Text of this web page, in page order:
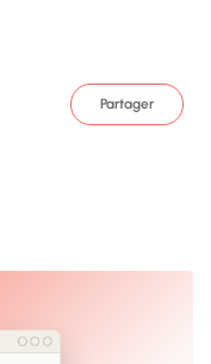
Partager